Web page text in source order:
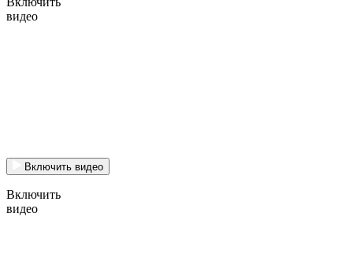
видео
Включить видео
Включить
видео